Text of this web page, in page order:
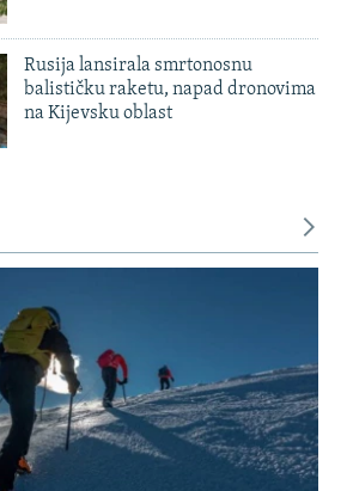
Rusija lansirala smrtonosnu
balističku raketu, napad dronovima
na Kijevsku oblast